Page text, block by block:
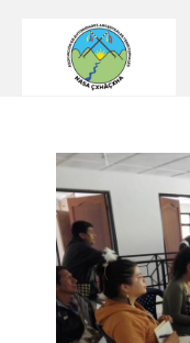
contenido